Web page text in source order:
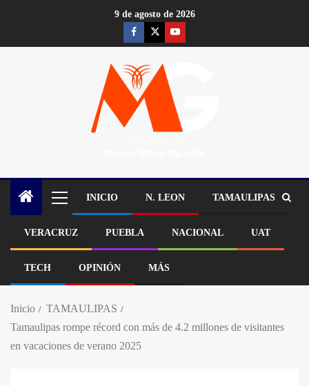
9 de agosto de 2026
INICIO N. LEON TAMAULIPAS
VERACRUZ PUEBLA NACIONAL UAT
TECH OPINIÓN MÁS
Inicio
TAMAULIPAS
Tamaulipas rompe récord con más de 4.2 millones de visitantes
en vacaciones de verano 2025